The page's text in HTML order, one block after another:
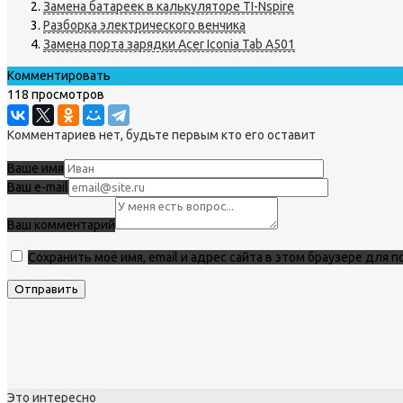
Замена батареек в калькуляторе TI-Nspire
Разборка электрического венчика
Замена порта зарядки Acer Iconia Tab A501
Комментировать
118 просмотров
Комментариев нет, будьте первым кто его оставит
Ваше имя
Ваш e-mail
Ваш комментарий
Сохранить моё имя, email и адрес сайта в этом браузере
Это интересно